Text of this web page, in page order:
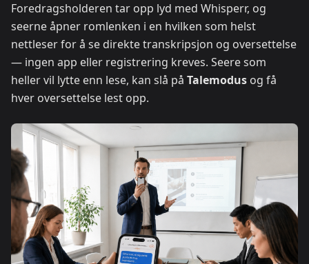
Foredragsholderen tar opp lyd med Whisperr, og
seerne åpner romlenken i en hvilken som helst
nettleser for å se direkte transkripsjon og oversettelse
— ingen app eller registrering kreves. Seere som
heller vil lytte enn lese, kan slå på Talemodus og få
hver oversettelse lest opp.